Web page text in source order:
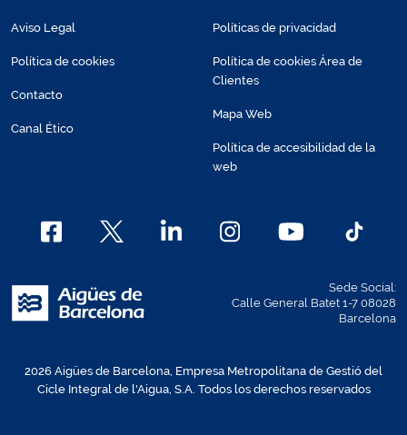
Aviso Legal
Política de cookies
Contacto
Canal Ético
Políticas de privacidad
Política de cookies Área de
Clientes
Mapa Web
Política de accesibilidad de la
web
Sede Social:
Calle General Batet 1-7 08028
Barcelona
2026 Aigües de Barcelona, Empresa Metropolitana de Gestió del
Cicle Integral de l'Aigua, S.A. Todos los derechos reservados